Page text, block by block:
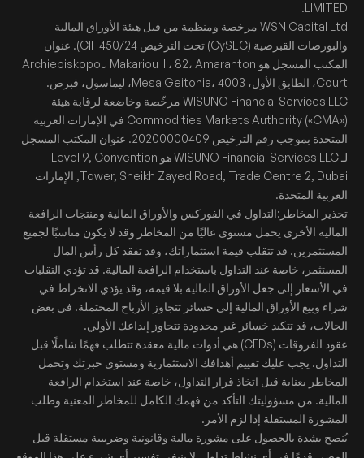
LIMITED.
WSN Capital Ltd مرخصة ومنظمة من قبل هيئة الأوراق المالية
والبورصات القبرصية (CySEC) تحت الترخيص CIF 450/24). عنوان
المكتب المسجل هو Archiepiskopou Makariou III، 82، Amaranton
Court، الطابق الأول، Mesa Geitonia، 4003، ليماسول، قبرص.
WISUNO Financial Services LLC مرخّصة وخاضعة لرقابة هيئة
Commodities Markets Authority («CMA») في الإمارات العربية
المتحدة بموجب رقم الترخيص 20200000409. عنوان المكتب المسجل
لـ WISUNO Financial Services LLC هو Level 9, Convention
Tower, Sheikh Zayed Road, Trade Centre 2, Dubai, الإمارات
العربية المتحدة.
تحذير المخاطر:التداول في الفوركس والأوراق المالية ومنتجات الرافعة
المالية الأخرى يحمل مستوى عاليًا من المخاطر وقد لا يكون مناسبًا لجميع
المستثمرين. قد تتقلب قيمة استثماراتك، وقد تفقد كل رأس المال
المستثمر، خاصة عند التداول باستخدام الرافعة المالية. قد تؤدي التقلبات
في الأسعار إلى جعل الأوراق المالية بلا قيمة، وقد يؤدي الانخراط في
شراء وبيع الأوراق المالية إلى خسائر تتجاوز الأرباح المحتملة. في بعض
الحالات، قد تتكبد خسائر غير محدودة تتجاوز إيداعك الأولي.
عقود الفروقات (CFDs) هي أدوات مالية معقدة تتطلب فهمًا شاملًا قبل
التداول. يجب عليك تقييم أهدافك الاستثمارية ومستوى خبرتك وتحمل
المخاطر بعناية قبل اتخاذ قرار التداول، خاصة عند استخدام الرافعة
المالية. من مسؤوليتك التأكد من فهمك الكامل للمخاطر المعنية وطلب
المشورة المستقلة إذا لزم الأمر.
يُنصح بشدة بالحصول على مشورة مالية وقانونية وضريبية مستقلة قبل